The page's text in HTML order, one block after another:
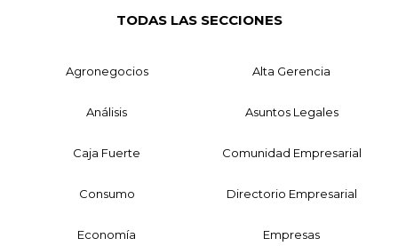
TODAS LAS SECCIONES
Agronegocios Alta Gerencia
Análisis Asuntos Legales
Caja Fuerte Comunidad Empresarial
Consumo Directorio Empresarial
Economía Empresas